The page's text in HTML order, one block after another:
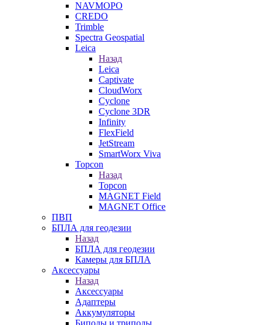
NAVMOPO
CREDO
Trimble
Spectra Geospatial
Leica
Назад
Leica
Captivate
CloudWorx
Cyclone
Cyclone 3DR
Infinity
FlexField
JetStream
SmartWorx Viva
Topcon
Назад
Topcon
MAGNET Field
MAGNET Office
ПВП
БПЛА для геодезии
Назад
БПЛА для геодезии
Камеры для БПЛА
Аксессуары
Назад
Аксессуары
Адаптеры
Аккумуляторы
Биподы и триподы